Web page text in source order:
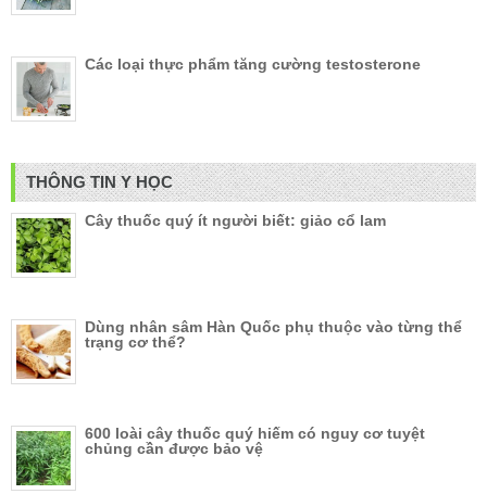
Các loại thực phẩm tăng cường testosterone
THÔNG TIN Y HỌC
Cây thuốc quý ít người biết: giảo cổ lam
Dùng nhân sâm Hàn Quốc phụ thuộc vào từng thể
trạng cơ thể?
600 loài cây thuốc quý hiếm có nguy cơ tuyệt
chủng cần được bảo vệ